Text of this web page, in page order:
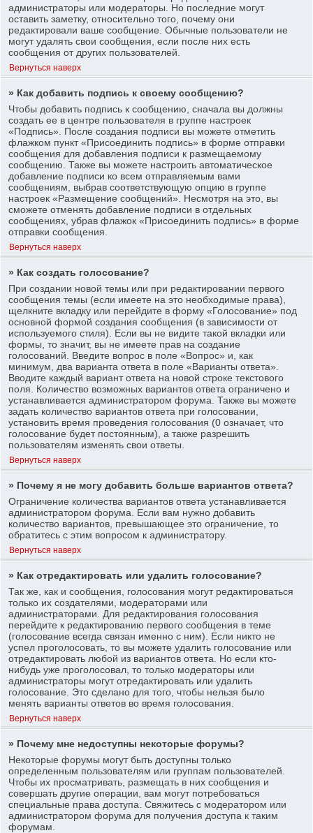
администраторы или модераторы. Но последние могут
оставить заметку, относительно того, почему они
редактировали ваше сообщение. Обычные пользователи не
могут удалять свои сообщения, если после них есть
сообщения от других пользователей.
Вернуться наверх
» Как добавить подпись к своему сообщению?
Чтобы добавить подпись к сообщению, сначала вы должны
создать ее в центре пользователя в группе настроек
«Подпись». После создания подписи вы можете отметить
флажком пункт «Присоединить подпись» в форме отправки
сообщения для добавления подписи к размещаемому
сообщению. Также вы можете настроить автоматическое
добавление подписи ко всем отправляемым вами
сообщениям, выбрав соответствующую опцию в группе
настроек «Размещение сообщений». Несмотря на это, вы
сможете отменять добавление подписи в отдельных
сообщениях, убрав флажок «Присоединить подпись» в форме
отправки сообщения.
Вернуться наверх
» Как создать голосование?
При создании новой темы или при редактировании первого
сообщения темы (если имеете на это необходимые права),
щелкните вкладку или перейдите в форму «Голосование» под
основной формой создания сообщения (в зависимости от
используемого стиля). Если вы не видите такой вкладки или
формы, то значит, вы не имеете прав на создание
голосований. Введите вопрос в поле «Вопрос» и, как
минимум, два варианта ответа в поле «Варианты ответа».
Вводите каждый вариант ответа на новой строке текстового
поля. Количество возможных вариантов ответа ограничено и
устанавливается администратором форума. Также вы можете
задать количество вариантов ответа при голосовании,
установить время проведения голосования (0 означает, что
голосование будет постоянным), а также разрешить
пользователям изменять свои ответы.
Вернуться наверх
» Почему я не могу добавить больше вариантов ответа?
Ограничение количества вариантов ответа устанавливается
администратором форума. Если вам нужно добавить
количество вариантов, превышающее это ограничение, то
обратитесь с этим вопросом к администратору.
Вернуться наверх
» Как отредактировать или удалить голосование?
Так же, как и сообщения, голосования могут редактироваться
только их создателями, модераторами или
администраторами. Для редактирования голосования
перейдите к редактированию первого сообщения в теме
(голосование всегда связан именно с ним). Если никто не
успел проголосовать, то вы можете удалить голосование или
отредактировать любой из вариантов ответа. Но если кто-
нибудь уже проголосовал, то только модераторы или
администраторы могут отредактировать или удалить
голосование. Это сделано для того, чтобы нельзя было
менять варианты ответов во время голосования.
Вернуться наверх
» Почему мне недоступны некоторые форумы?
Некоторые форумы могут быть доступны только
определенным пользователям или группам пользователей.
Чтобы их просматривать, размещать в них сообщения и
совершать другие операции, вам могут потребоваться
специальные права доступа. Свяжитесь с модератором или
администратором форума для получения доступа к таким
форумам.